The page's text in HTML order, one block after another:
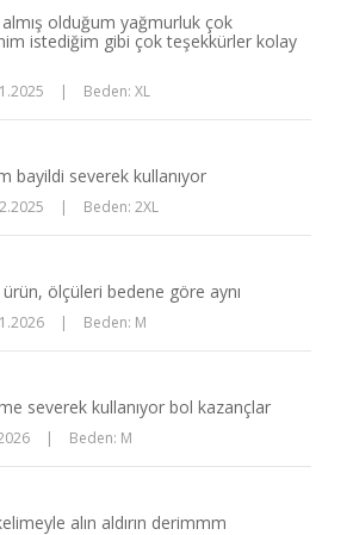
olduğum yağmurluk çok
istediğim gibi çok teşekkürler kolay
| Beden: XL
bayildi severek kullanıyor
| Beden: 2XL
ürün, ölçüleri bedene göre aynı
| Beden: M
severek kullanıyor bol kazançlar
| Beden: M
alın aldırın derimmm